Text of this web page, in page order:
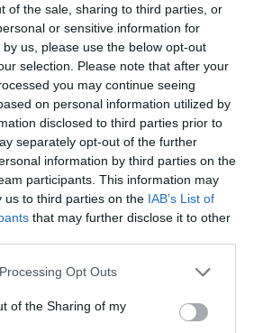
of the sale, sharing to third parties, or
or sensitive information for
us, please use the below opt-out
selection. Please note that after your
you may continue seeing
on personal information utilized by
disclosed to third parties prior to
separately opt-out of the further
information by third parties on the
participants. This information may
us to third parties on the IAB’s List of
that may further disclose it to other
website/app uses one or more Google
or usage behaviour. You may click to
to Google and its third-party tags to
Opt Outs
of the Sharing of my
Mi az ami nem változott?
minden táskából csak egyetlen
egy darab, nem készítek két egyforma
- közös tervezésű
kerülő saját tervezésű táskáról
hogy a táskáimat alapvetően csak
keresztül lehet megvásárolni. Ez
van, egy svájci lány is árulja a
sem, illetve az örök garancia, ami
valami történik egy táskával - például
túl sok mindent pakolt bele valaki